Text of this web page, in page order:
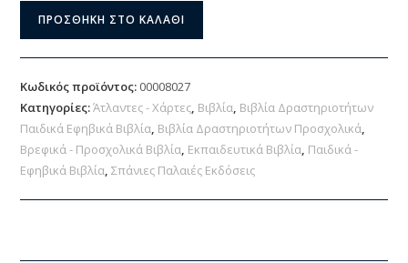
ΠΡΟΣΘΉΚΗ ΣΤΟ ΚΑΛΆΘΙ
Κωδικός προϊόντος: 00008027
Κατηγορίες:Άτλαντες - Χάρτες, Βιβλία, Βιβλία Δραστηριοτήτων
Παιδικά Εφηβικά Βιβλία, Βιβλία Δραστηριοτήτων Προσχολικά,
Βρεφικά - Προσχολικά Βιβλία, Εκπαιδευτικά Βιβλία, Παιδικά -
Εφηβικά Βιβλία,Σπάνιες Παλαιές Εκδόσεις